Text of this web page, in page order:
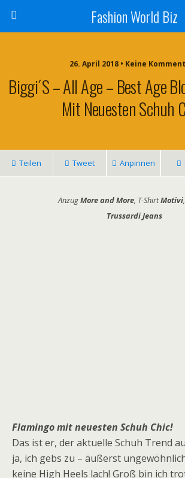
Fashion World Biz
26. April 2018 • Keine
Biggi´s – All Age – Best Age
Mit Neuesten Schuh
Teilen Tweet Anpinnen
AnzugMore and More, T-ShirtMotivi
Trussardi Jeans
Flamingo mit neuesten Schuh Chic!
Das ist er, der aktuelle Schuh Trend
ja, ich gebs zu – äußerst
keine High Heels lach! Groß bin ich